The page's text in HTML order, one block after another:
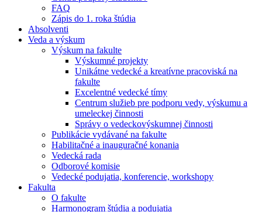
FAQ
Zápis do 1. roka štúdia
Absolventi
Veda a výskum
Výskum na fakulte
Výskumné projekty
Unikátne vedecké a kreatívne pracoviská na
fakulte
Excelentné vedecké tímy
Centrum služieb pre podporu vedy, výskumu a
umeleckej činnosti
Správy o vedeckovýskumnej činnosti
Publikácie vydávané na fakulte
Habilitačné a inauguračné konania
Vedecká rada
Odborové komisie
Vedecké podujatia, konferencie, workshopy
Fakulta
O fakulte
Harmonogram štúdia a podujatia